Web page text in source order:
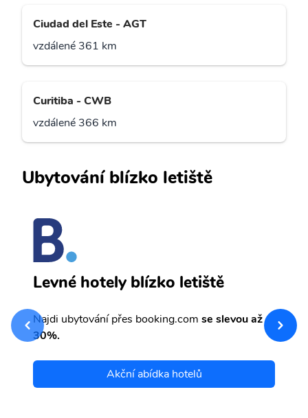
Ciudad del Este - AGT
vzdálené 361 km
Curitiba - CWB
vzdálené 366 km
Ubytování blízko letiště
Levné hotely blízko letiště
Najdi ubytování přes booking.com se slevou až
30%.
Akční abídka hotelů